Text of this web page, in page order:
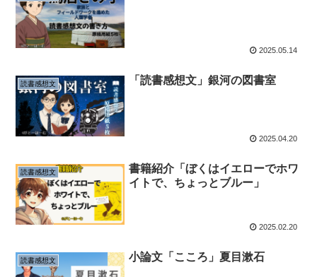
2025.05.14
読書感想文 「読書感想文」銀河の図書室
2025.04.20
読書感想文
書籍紹介「ぼくはイエローでホワ
イトで、ちょっとブルー」
2025.02.20
読書感想文 小論文「こころ」夏目漱石